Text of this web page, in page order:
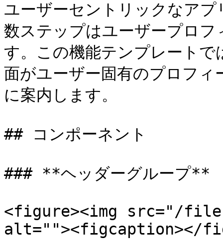
ユーザーセントリックなア
数ステップはユーザープロ
す。この機能テンプレート
面がユーザー固有のプロフ
に案内します。
## コンポーネント
### **ヘッダーグループ**
<figure><img src="/
alt=""><figcaption></